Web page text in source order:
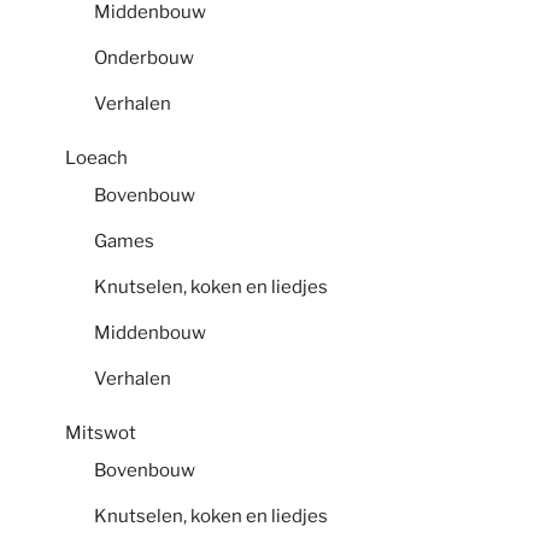
Middenbouw
Onderbouw
Verhalen
Loeach
Bovenbouw
Games
Knutselen, koken en liedjes
Middenbouw
Verhalen
Mitswot
Bovenbouw
Knutselen, koken en liedjes